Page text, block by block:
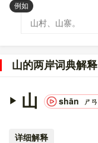
例如 ：
山村、山寨。
山的两岸词典解释
山 shān ㄕㄢ
详细解释